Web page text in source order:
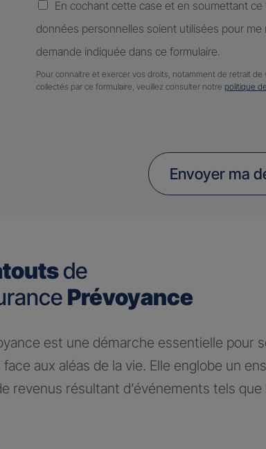
En cochant cette case et en soumettant
données personnelles soient utilisées pour
demande indiquée dans ce formulaire.
Pour connaitre et exercer vos droits, notamment de retrait
collectés par ce formulaire, veuillez consulter notre politique
Envoyer ma
de
Prévoyance
est une démarche essentielle pour
aux aléas de la vie. Elle englobe un
revenus résultant d’événements tels que